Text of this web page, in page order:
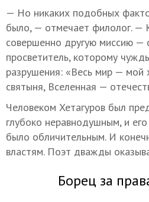
— Но никаких подобных
было, — отмечает филолог. —
совершенно другую миссию —
просветитель, которому
разрушения: «Весь мир —
святыня, Вселенная —
Человеком Хетагуров был
глубоко неравнодушным, и
было обличительным. И
властям. Поэт дважды
Борец за